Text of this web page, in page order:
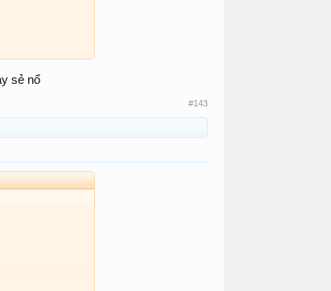
sẻ nổ
#143